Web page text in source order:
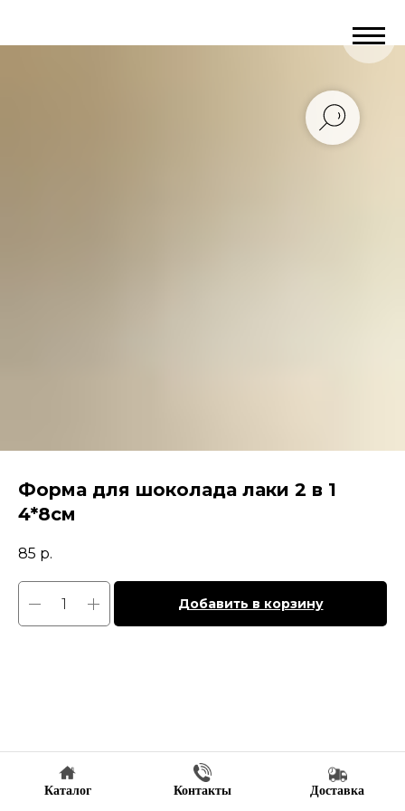
Форма для шоколада лаки 2 в 1
4*8см
85 р.
Добавить в корзину
Каталог Контакты Доставка